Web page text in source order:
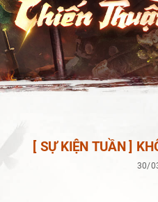
[ SỰ KIỆN TUẦN ]
30/